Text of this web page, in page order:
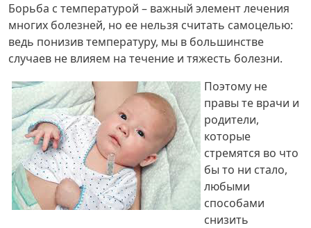
Борьба с температурой – важный элемент лечения
многих болезней, но ее нельзя считать самоцелью:
ведь понизив температуру, мы в большинстве
случаев не влияем на течение и тяжесть болезни.
Поэтому не
правы те врачи и
родители,
которые
стремятся во что
бы то ни стало,
любыми
способами
снизить